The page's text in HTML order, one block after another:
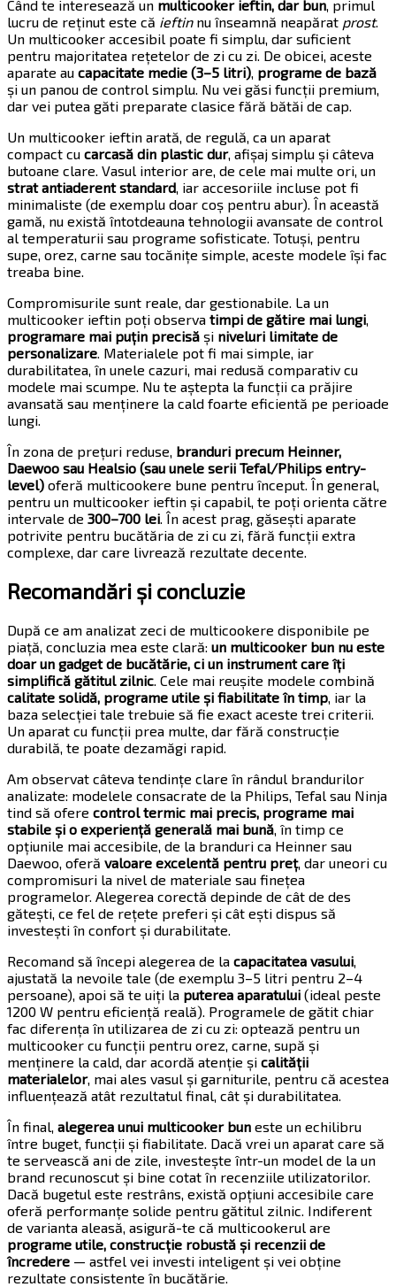
Când te interesează un multicooker ieftin, dar bun, primul
lucru de reținut este că ieftinnu înseamnă neapărat prost.
Un multicooker accesibil poate fi simplu, dar suficient
pentru majoritatea rețetelor de zi cu zi. De obicei, aceste
aparate au capacitate medie (3–5 litri), programe de bază
și un panou de control simplu. Nu vei găsi funcții premium,
dar vei putea găti preparate clasice fără bătăi de cap.
Un multicooker ieftin arată, de regulă, ca un aparat
compact cu carcasă din plastic dur, afișaj simplu și câteva
butoane clare. Vasul interior are, de cele mai multe ori, un
strat antiaderent standard, iar accesoriile incluse pot fi
minimaliste (de exemplu doar coș pentru abur). În această
gamă, nu există întotdeauna tehnologii avansate de control
al temperaturii sau programe sofisticate. Totuși, pentru
supe, orez, carne sau tocănițe simple, aceste modele își fac
treaba bine.
Compromisurile sunt reale, dar gestionabile. La un
multicooker ieftin poți observa timpi de gătire mai lungi,
programare mai puțin precisă și niveluri limitate de
personalizare. Materialele pot fi mai simple, iar
durabilitatea, în unele cazuri, mai redusă comparativ cu
modele mai scumpe. Nu te aștepta la funcții ca prăjire
avansată sau menținere la cald foarte eficientă pe perioade
lungi.
În zona de prețuri reduse, branduri precum Heinner,
Daewoo sau Healsio (sau unele serii Tefal/Philips entry-
level) oferă multicookere bune pentru început. În general,
pentru un multicooker ieftin și capabil, te poți orienta către
intervale de 300–700 lei. În acest prag, găsești aparate
potrivite pentru bucătăria de zi cu zi, fără funcții extra
complexe, dar care livrează rezultate decente.
Recomandări și concluzie
După ce am analizat zeci de multicookere disponibile pe
piață, concluzia mea este clară: un multicooker bun nu este
doar un gadget de bucătărie, ci un instrument care îți
simplifică gătitul zilnic . Cele mai reușite modele combină
calitate solidă, programe utile și fiabilitate în timp , iar la
baza selecției tale trebuie să fie exact aceste trei criterii.
Un aparat cu funcții prea multe, dar fără construcție
durabilă, te poate dezamăgi rapid.
Am observat câteva tendințe clare în rândul brandurilor
analizate: modelele consacrate de la Philips, Tefal sau Ninja
tind să ofere control termic mai precis, programe mai
stabile și o experiență generală mai bună , în timp ce
opțiunile mai accesibile, de la branduri ca Heinner sau
Daewoo, oferă valoare excelentă pentru preț, dar uneori cu
compromisuri la nivel de materiale sau finețea
programelor. Alegerea corectă depinde de cât de des
gătești, ce fel de rețete preferi și cât ești dispus să
investești în confort și durabilitate.
Recomand să începi alegerea de la capacitatea vasului
ajustată la nevoile tale (de exemplu 3–5 litri pentru 2–4
persoane), apoi să te uiți la puterea aparatului (ideal peste
1200 W pentru eficiență reală). Programele de gătit chiar
fac diferența în utilizarea de zi cu zi: optează pentru un
multicooker cu funcții pentru orez, carne, supă și
menținere la cald, dar acordă atenție și calității
materialelor, mai ales vasul și garniturile, pentru că acestea
influențează atât rezultatul final, cât și durabilitatea.
În final, alegerea unui multicooker bun este un echilibru
între buget, funcții și fiabilitate. Dacă vrei un aparat care să
te servească ani de zile, investește într-un model de la un
brand recunoscut și bine cotat în recenziile utilizatorilor.
Dacă bugetul este restrâns, există opțiuni accesibile care
oferă performanțe solide pentru gătitul zilnic. Indiferent
de varianta aleasă, asigură-te că multicookerul are
programe utile, construcție robustă și recenzii de
încredere — astfel vei investi inteligent și vei obține
rezultate consistente în bucătărie.